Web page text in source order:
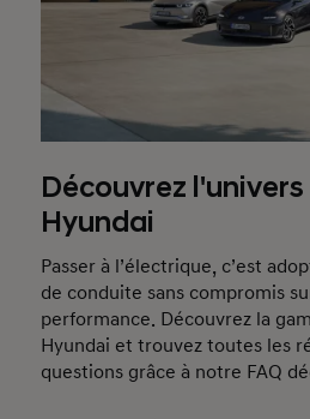
Découvrez
Hyundai
Passer à l’électrique, c’est
de conduite sans compromis
performance. Découvrez la
Hyundai et trouvez toutes les
questions grâce à notre FAQ